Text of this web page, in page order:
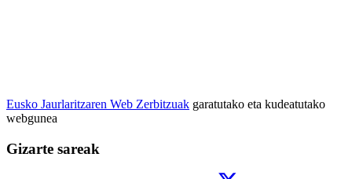
Eusko Jaurlaritzaren Web Zerbitzuak garatutako eta kudeatutako
webgunea
Gizarte sareak